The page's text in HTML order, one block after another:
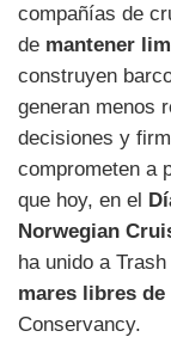
compañías de
de mantener
construyen
generan menos
decisiones y
comprometen a
que hoy, en el
Norwegian
ha unido a
mares libres de
Conservancy.